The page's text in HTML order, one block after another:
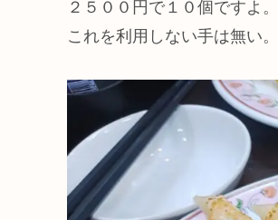
２５００円で１０個ですよ。
これを利用しない手は無い。